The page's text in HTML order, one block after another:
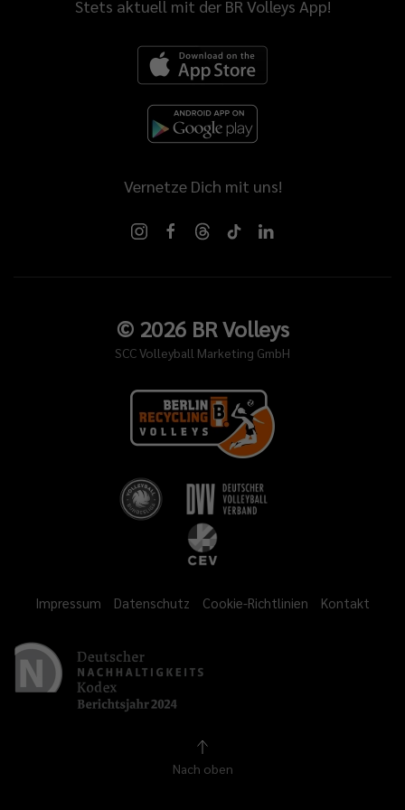
Stets aktuell mit der BR Volleys App!
Vernetze Dich mit uns!
© 2026BR Volleys
SCC Volleyball Marketing GmbH
Impressum Datenschutz Cookie-Richtlinien Kontakt
Nach oben